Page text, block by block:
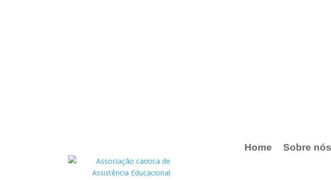
Home Sobre nós